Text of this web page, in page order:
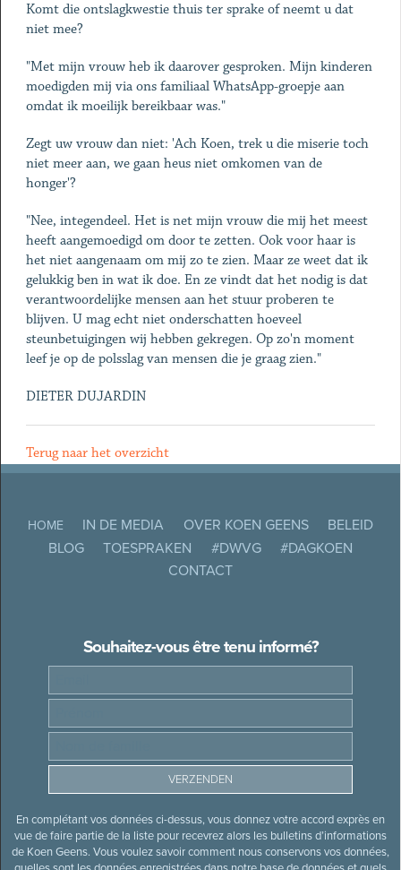
Komt die ontslagkwestie thuis ter sprake of neemt u dat
niet mee?
"Met mijn vrouw heb ik daarover gesproken. Mijn kinderen
moedigden mij via ons familiaal WhatsApp-groepje aan
omdat ik moeilijk bereikbaar was."
Zegt uw vrouw dan niet: 'Ach Koen, trek u die miserie toch
niet meer aan, we gaan heus niet omkomen van de
honger'?
"Nee, integendeel. Het is net mijn vrouw die mij het meest
heeft aangemoedigd om door te zetten. Ook voor haar is
het niet aangenaam om mij zo te zien. Maar ze weet dat ik
gelukkig ben in wat ik doe. En ze vindt dat het nodig is dat
verantwoordelijke mensen aan het stuur proberen te
blijven. U mag echt niet onderschatten hoeveel
steunbetuigingen wij hebben gekregen. Op zo'n moment
leef je op de polsslag van mensen die je graag zien."
DIETER DUJARDIN
Terug naar het overzicht
HOME IN DE MEDIA OVER KOEN GEENS
BELEID
BLOG
TOESPRAKEN #DWVG
#DAGKOEN
CONTACT
Souhaitez-vous être tenu informé?
En complétant vos données ci-dessus, vous donnez votre accord exprès en
vue de faire partie de la liste pour recevrez alors les bulletins d’informations
de Koen Geens. Vous voulez savoir comment nous conservons vos données,